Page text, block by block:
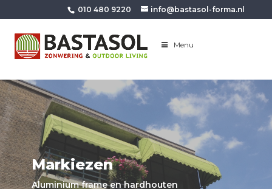
010 480 9220 info@bastasol-forma.nl
Menu
Markiezen
Aluminium frame en hardhouten